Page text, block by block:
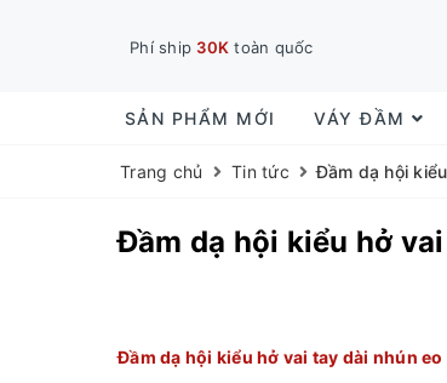
Phí ship 30K toàn quốc
SẢN PHẨM MỚI VÁY ĐẦM
Trang chủ Tin tức Đầm dạ hội
Đầm dạ hội kiểu hở
Đầm dạ hội kiểu hở vai tay dài nhún